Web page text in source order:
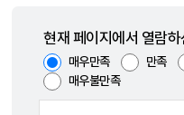
현재 페이지에서 열람
매우만족 만족
매우불만족